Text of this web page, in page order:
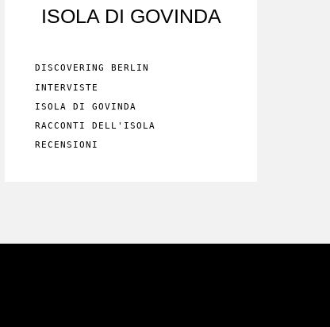
ISOLA DI GOVINDA
DISCOVERING BERLIN
INTERVISTE
ISOLA DI GOVINDA
RACCONTI DELL'ISOLA
RECENSIONI